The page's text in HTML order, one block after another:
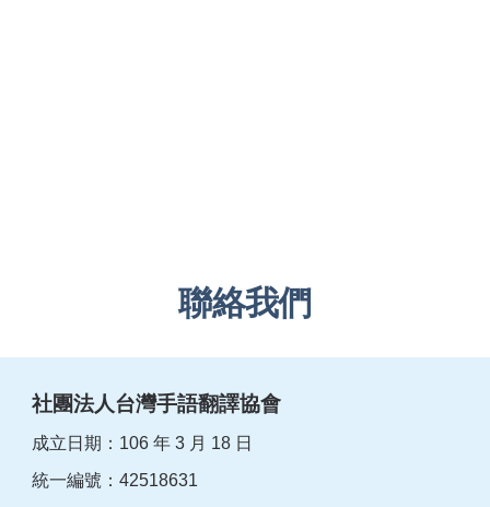
聯絡我們
社團法人台灣手語翻譯協會
成立日期：106 年 3 月 18 日
統一編號：42518631